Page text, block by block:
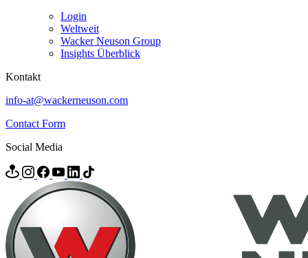
Login
Weltweit
Wacker Neuson Group
Insights Überblick
Kontakt
info-at@wackerneuson.com
Contact Form
Social Media